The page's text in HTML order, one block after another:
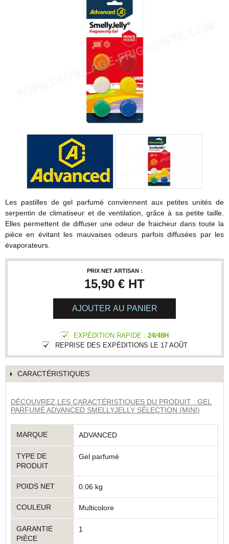
Les pastilles de gel parfumé conviennent aux petites unités de
serpentin de climatiseur et de ventilation, grâce à sa petite taille.
Elles permettent de diffuser une odeur de fraicheur dans toute la
pièce en évitant les mauvaises odeurs parfois diffusées par les
évaporateurs.
PRIX NET ARTISAN :
15,90 € HT
AJOUTER AU PANIER
EXPÉDITION RAPIDE : 24/48H
REPRISE DES EXPÉDITIONS LE 17 AOÛT
CARACTÉRISTIQUES
DÉCOUVREZ LES CARACTÉRISTIQUES DU PRODUIT : GEL
PARFUMÉ ADVANCED SMELLYJELLY SÉLECTION (MINI)
MARQUE ADVANCED
TYPE DE
PRODUIT
Gel parfumé
POIDS NET 0.06 kg
COULEUR Multicolore
GARANTIE
PIÈCE
1